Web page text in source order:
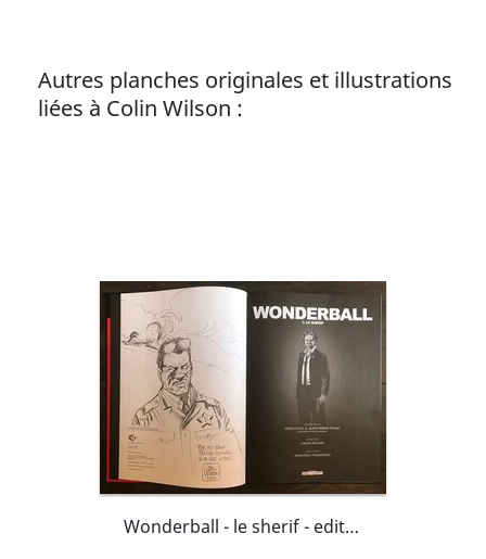
Autres planches originales et illustrations
liées à Colin Wilson :
Wonderball - le sherif - edition noir & blanc